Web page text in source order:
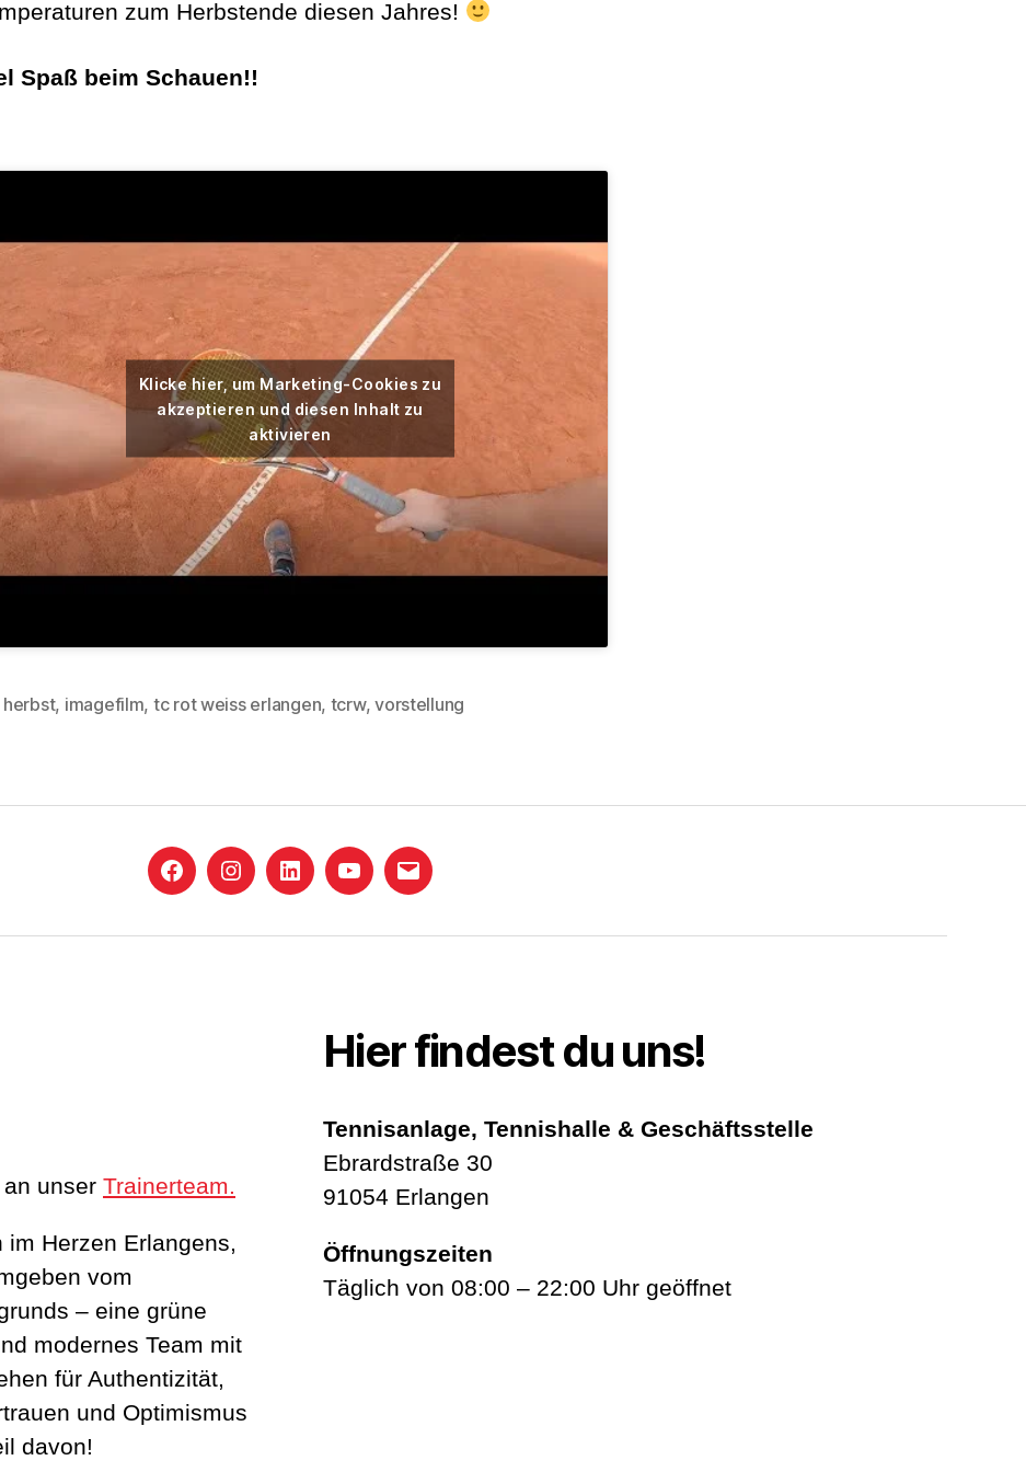
zum Herbstende diesen Jahres!
Spaß beim Schauen!!
Klicke hier, um Marketing-Cookies zu
akzeptieren und diesen Inhalt zu
aktivieren
herbst, imagefilm, tc rot weiss erlangen, tcrw,vorstellung
FacebookInstagramLinkedInYouTube
E-
unser Trainerteam.
Herzen Erlangens,
vom
– eine grüne
modernes Team mit
für Authentizität,
und Optimismus
davon!
Hier findest du uns!
Tennisanlage, Tennishalle & Geschäftsstelle
Ebrardstraße 30
91054 Erlangen
Öffnungszeiten
Täglich von 08:00 – 22:00 Uhr geöffnet